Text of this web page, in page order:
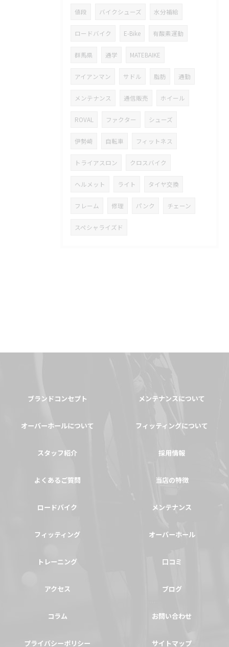
値段 バイクシューズ 水分補給
ロードバイク E-Bike 有酸素運動
群馬県 通学 MATEBAIKE
アイアンマン サドル 脂肪 通勤
メンテナンス 通信販売 ホイール
ROVAL ファクター シューズ
伊勢崎 自転車 フィットネス
トライアスロン クロスバイク
ヘルメット ライト タイヤ交換
フレーム 修理 パンク チェーン
スペシャライズド
ブランドコンセプト メンテナンスについて
オーバーホールについて フィッティングについて
スタッフ紹介 採用情報
よくあるご質問 当店の特徴
ロードバイク メンテナンス
フィッティング オーバーホール
トレーニング 口コミ
アクセス ブログ
コラム お問い合わせ
プライバシーポリシー サイトマップ